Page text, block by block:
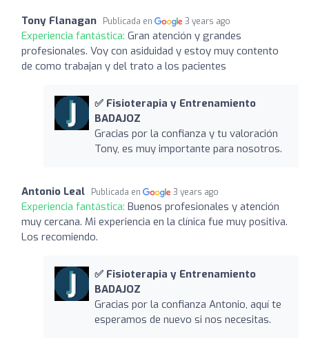
Tony Flanagan Publicada en 3 years ago
Experiencia fantástica: Gran atención y grandes
profesionales. Voy con asiduidad y estoy muy contento
de como trabajan y del trato a los pacientes
✅ Fisioterapia y Entrenamiento
BADAJOZ
Gracias por la confianza y tu valoración
Tony, es muy importante para nosotros.
Antonio Leal Publicada en 3 years ago
Experiencia fantástica: Buenos profesionales y atención
muy cercana. Mi experiencia en la clínica fue muy positiva.
Los recomiendo.
✅ Fisioterapia y Entrenamiento
BADAJOZ
Gracias por la confianza Antonio, aquí te
esperamos de nuevo si nos necesitas.